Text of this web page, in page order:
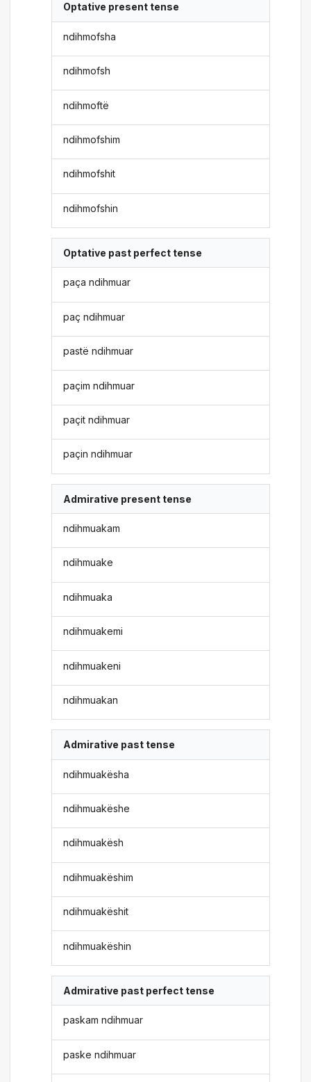
Optative present tense
ndihmofsha
ndihmofsh
ndihmoftë
ndihmofshim
ndihmofshit
ndihmofshin
Optative past perfect tense
paça ndihmuar
paç ndihmuar
pastë ndihmuar
paçim ndihmuar
paçit ndihmuar
paçin ndihmuar
Admirative present tense
ndihmuakam
ndihmuake
ndihmuaka
ndihmuakemi
ndihmuakeni
ndihmuakan
Admirative past tense
ndihmuakësha
ndihmuakëshe
ndihmuakësh
ndihmuakëshim
ndihmuakëshit
ndihmuakëshin
Admirative past perfect tense
paskam ndihmuar
paske ndihmuar